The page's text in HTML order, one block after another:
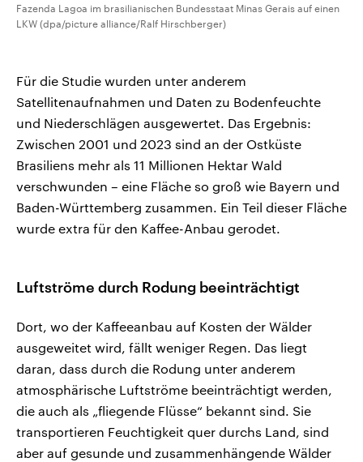
Fazenda Lagoa im brasilianischen Bundesstaat Minas Gerais auf einen
LKW (dpa/picture alliance/Ralf Hirschberger)
Für die Studie wurden unter anderem
Satellitenaufnahmen und Daten zu Bodenfeuchte
und Niederschlägen ausgewertet. Das Ergebnis:
Zwischen 2001 und 2023 sind an der Ostküste
Brasiliens mehr als 11 Millionen Hektar Wald
verschwunden – eine Fläche so groß wie Bayern und
Baden-Württemberg zusammen. Ein Teil dieser Fläche
wurde extra für den Kaffee-Anbau gerodet.
Luftströme durch Rodung beeinträchtigt
Dort, wo der Kaffeeanbau auf Kosten der Wälder
ausgeweitet wird, fällt weniger Regen. Das liegt
daran, dass durch die Rodung unter anderem
atmosphärische Luftströme beeinträchtigt werden,
die auch als „fliegende Flüsse“ bekannt sind. Sie
transportieren Feuchtigkeit quer durchs Land, sind
aber auf gesunde und zusammenhängende Wälder